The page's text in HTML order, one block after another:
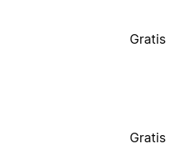
Gratis
Gratis